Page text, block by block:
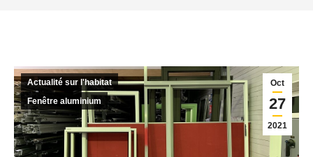
Oct
27
2021
Actualité sur l'habitat
Fenêtre aluminium